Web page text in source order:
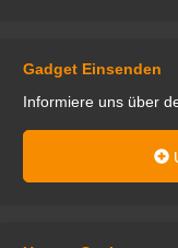
Gadget Einsenden
Informiere uns über